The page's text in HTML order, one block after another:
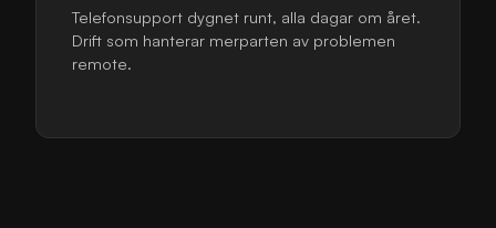
Telefonsupport dygnet runt, alla dagar om året.
Drift som hanterar merparten av problemen
remote.